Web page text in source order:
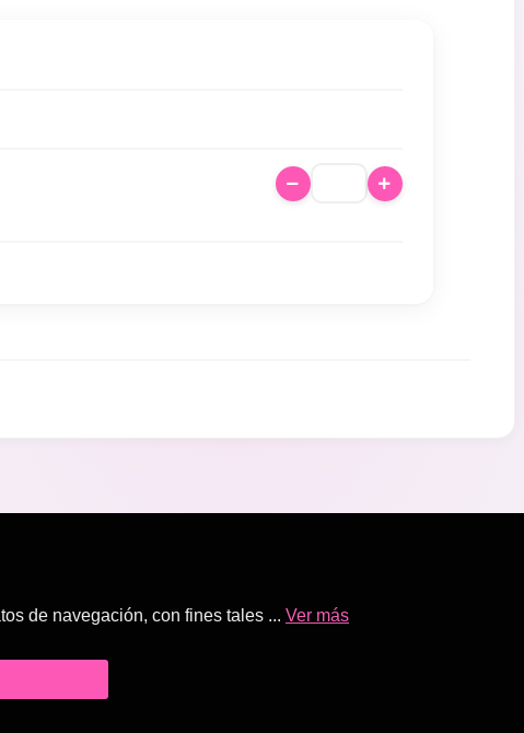
de navegación, con fines tales ... Ver más